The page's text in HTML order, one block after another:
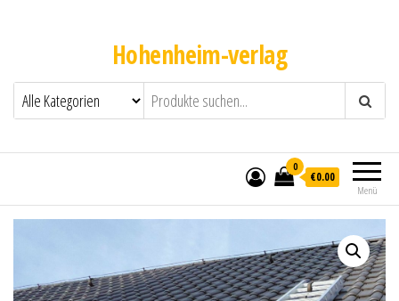
Hohenheim-verlag
Menü
0
€0.00